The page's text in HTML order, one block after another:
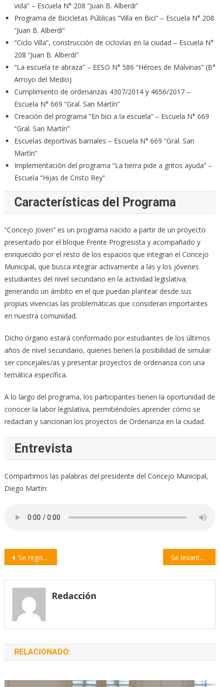
vida” – Escuela N° 208 “Juan B. Alberdi”
Programa de Bicicletas Públicas “Villa en Bici” – Escuela N° 208
“Juan B. Alberdi”
“Ciclo Villa”, construcción de ciclovías en la ciudad – Escuela N°
208 “Juan B. Alberdi”
“La escuela te abraza” – EESO N° 586 “Héroes de Malvinas” (B°
Arroyo del Medio)
Cumplimiento de ordenanzas 4307/2014 y 4656/2017 –
Escuela N° 669 “Gral. San Martín”
Creación del programa “En bici a la escuela” – Escuela N° 669
“Gral. San Martín”
Escuelas deportivas barriales – Escuela N° 669 “Gral. San
Martín”
Implementación del programa “La tierra pide a gritos ayuda” –
Escuela “Hijas de Cristo Rey”
Características del Programa
“Concejo Joven” es un programa nacido a partir de un proyecto
presentado por el bloque Frente Progresista y acompañado y
enriquecido por el resto de los espacios que integran el Concejo
Municipal, que busca integrar activamente a las y los jóvenes
estudiantes del nivel secundario en la actividad legislativa;
generando un ámbito en el que puedan plantear desde sus
propias vivencias las problemáticas que consideran importantes
en nuestra comunidad.
Dicho órgano estará conformado por estudiantes de los últimos
años de nivel secundario, quienes tienen la posibilidad de simular
ser concejales/as y presentar proyectos de ordenanza con una
temática específica.
A lo largo del programa, los participantes tienen la oportunidad de
conocer la labor legislativa, permitiéndoles aprender cómo se
redactan y sancionan los proyectos de Ordenanza en la ciudad.
Entrevista
Compartimos las palabras del presidente del Concejo Municipal,
Diego Martín:
Navegación
entradas
Se registra un pico de Gripe A en el país: ¿Cuáles son los síntomas? Se levanta el paro de colectivos y habrá una nueva reunión para negociar
Redacción
RELACIONADO: